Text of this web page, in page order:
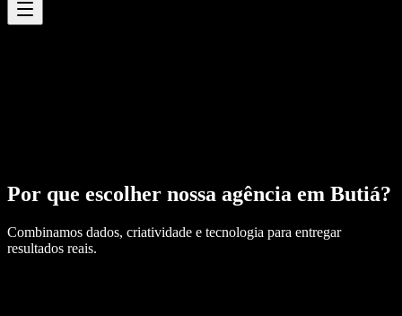
Por que escolher nossa agência em Butiá?
Combinamos dados, criatividade e tecnologia para entregar
resultados reais.